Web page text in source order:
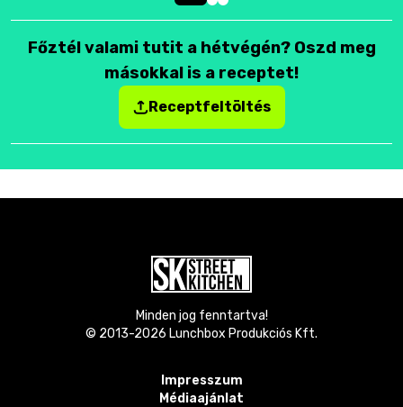
Főztél valami tutit a hétvégén? Oszd meg
másokkal is a receptet!
Receptfeltöltés
Minden jog fenntartva!
© 2013-2026 Lunchbox Produkciós Kft.
Impresszum
Médiaajánlat